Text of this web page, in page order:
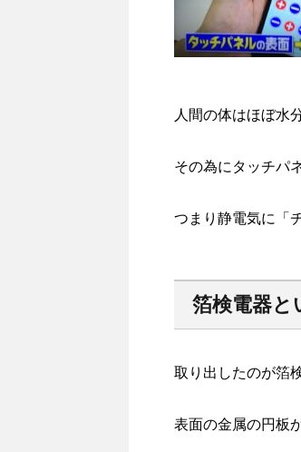
人間の体はほぼ水
その為にタッチパ
つまり静電気に「
箔検電器と
取り出したのが箔
表面の金属の円板